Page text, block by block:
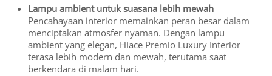
Lampu ambient untuk suasana lebih mewah
Pencahayaan interior memainkan peran besar dalam
menciptakan atmosfer nyaman. Dengan lampu
ambient yang elegan, Hiace Premio Luxury Interior
terasa lebih modern dan mewah, terutama saat
berkendara di malam hari.